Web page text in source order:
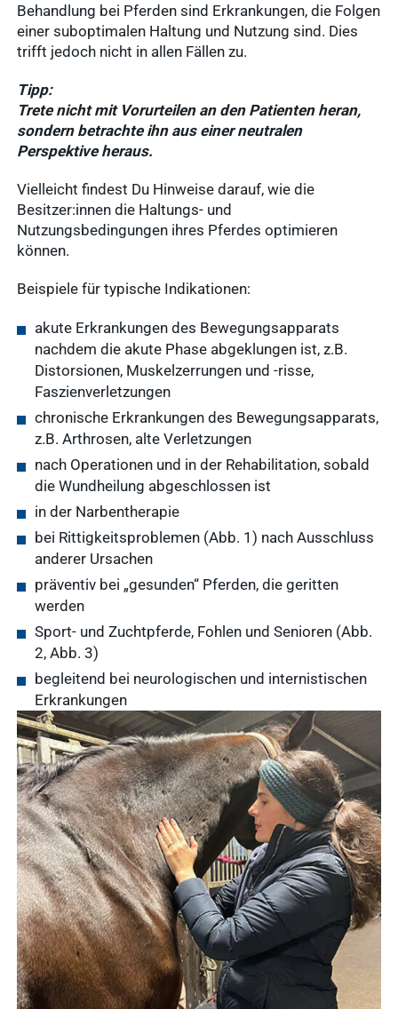
Behandlung bei Pferden sind Erkrankungen, die Folgen
einer suboptimalen Haltung und Nutzung sind. Dies
trifft jedoch nicht in allen Fällen zu.
Tipp:
Trete nicht mit Vorurteilen an den Patienten heran,
sondern betrachte ihn aus einer neutralen
Perspektive heraus.
Vielleicht findest Du Hinweise darauf, wie die
Besitzer:innen die Haltungs- und
Nutzungsbedingungen ihres Pferdes optimieren
können.
Beispiele für typische Indikationen:
akute Erkrankungen des Bewegungsapparats
nachdem die akute Phase abgeklungen ist, z.B.
Distorsionen, Muskelzerrungen und -risse,
Faszienverletzungen
chronische Erkrankungen des Bewegungsapparats,
z.B. Arthrosen, alte Verletzungen
nach Operationen und in der Rehabilitation, sobald
die Wundheilung abgeschlossen ist
in der Narbentherapie
bei Rittigkeitsproblemen (Abb. 1) nach Ausschluss
anderer Ursachen
präventiv bei „gesunden“ Pferden, die geritten
werden
Sport- und Zuchtpferde, Fohlen und Senioren (Abb.
2, Abb. 3)
begleitend bei neurologischen und internistischen
Erkrankungen